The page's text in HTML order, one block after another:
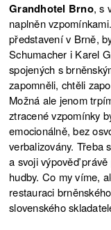
Grandhotel Brno, s
naplněn
představení v Brně,
Schumacher i Karel
spojených s
zapomněli, chtěli
Možná ale jenom
ztracené vzpomínky
emocionálně, bez
verbalizovány. Třeba
a svoji výpověď
hudby. Co my víme,
restauraci
slovenského